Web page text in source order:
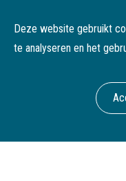
Deze website gebruikt
te analyseren en het
België